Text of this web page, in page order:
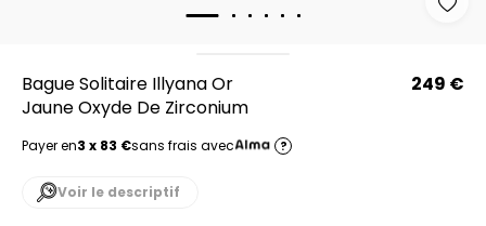
Bague Solitaire Illyana Or
Jaune Oxyde De Zirconium
249 €
Payer en3 x 83 €sans frais avec ?
Voir le descriptif